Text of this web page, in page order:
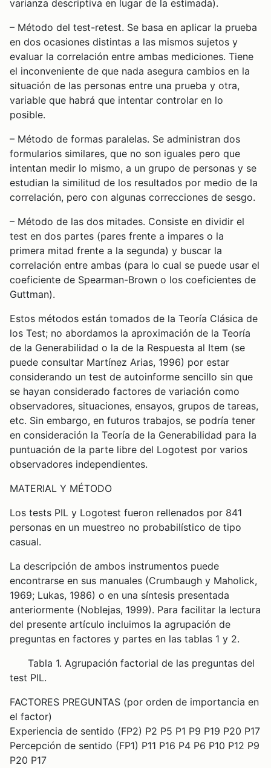
varianza descriptiva en lugar de la estimada).
– Método del test-retest. Se basa en aplicar la prueba
en dos ocasiones distintas a las mismos sujetos y
evaluar la correlación entre ambas mediciones. Tiene
el inconveniente de que nada asegura cambios en la
situación de las personas entre una prueba y otra,
variable que habrá que intentar controlar en lo
posible.
– Método de formas paralelas. Se administran dos
formularios similares, que no son iguales pero que
intentan medir lo mismo, a un grupo de personas y se
estudian la similitud de los resultados por medio de la
correlación, pero con algunas correcciones de sesgo.
– Método de las dos mitades. Consiste en dividir el
test en dos partes (pares frente a impares o la
primera mitad frente a la segunda) y buscar la
correlación entre ambas (para lo cual se puede usar el
coeficiente de Spearman-Brown o los coeficientes de
Guttman).
Estos métodos están tomados de la Teoría Clásica de
los Test; no abordamos la aproximación de la Teoría
de la Generabilidad o la de la Respuesta al Item (se
puede consultar Martínez Arias, 1996) por estar
considerando un test de autoinforme sencillo sin que
se hayan considerado factores de variación como
observadores, situaciones, ensayos, grupos de tareas,
etc. Sin embargo, en futuros trabajos, se podría tener
en consideración la Teoría de la Generabilidad para la
puntuación de la parte libre del Logotest por varios
observadores independientes.
MATERIAL Y MÉTODO
Los tests PIL y Logotest fueron rellenados por 841
personas en un muestreo no probabilístico de tipo
casual.
La descripción de ambos instrumentos puede
encontrarse en sus manuales (Crumbaugh y Maholick,
1969; Lukas, 1986) o en una síntesis presentada
anteriormente (Noblejas, 1999). Para facilitar la lectura
del presente artículo incluimos la agrupación de
preguntas en factores y partes en las tablas 1 y 2.
Tabla 1. Agrupación factorial de las preguntas del
test PIL.
FACTORES PREGUNTAS (por orden de importancia en
el factor)
Experiencia de sentido (FP2) P2 P5 P1 P9 P19 P20 P17
Percepción de sentido (FP1) P11 P16 P4 P6 P10 P12 P9
P20 P17